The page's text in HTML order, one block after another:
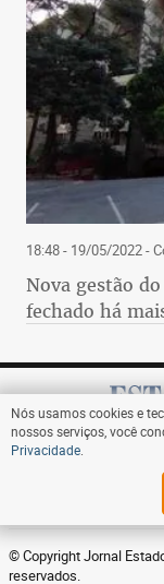
18:48 - 19/05/2022-
Nova gestão
fechado há
© Copyright Jornal
reservados.
Nós usamos cookies e
nossos serviços, você
Privacidade